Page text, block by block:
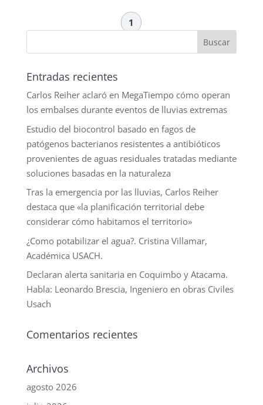
1
Entradas recientes
Carlos Reiher aclaró en MegaTiempo cómo operan
los embalses durante eventos de lluvias extremas
Estudio del biocontrol basado en fagos de
patógenos bacterianos resistentes a antibióticos
provenientes de aguas residuales tratadas mediante
soluciones basadas en la naturaleza
Tras la emergencia por las lluvias, Carlos Reiher
destaca que «la planificación territorial debe
considerar cómo habitamos el territorio»
¿Como potabilizar el agua?. Cristina Villamar,
Académica USACH.
Declaran alerta sanitaria en Coquimbo y Atacama.
Habla: Leonardo Brescia, Ingeniero en obras Civiles
Usach
Comentarios recientes
Archivos
agosto 2026